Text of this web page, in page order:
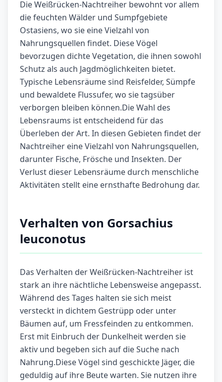
Die Weißrücken-Nachtreiher bewohnt vor allem
die feuchten Wälder und Sumpfgebiete
Ostasiens, wo sie eine Vielzahl von
Nahrungsquellen findet. Diese Vögel
bevorzugen dichte Vegetation, die ihnen sowohl
Schutz als auch Jagdmöglichkeiten bietet.
Typische Lebensräume sind Reisfelder, Sümpfe
und bewaldete Flussufer, wo sie tagsüber
verborgen bleiben können.Die Wahl des
Lebensraums ist entscheidend für das
Überleben der Art. In diesen Gebieten findet der
Nachtreiher eine Vielzahl von Nahrungsquellen,
darunter Fische, Frösche und Insekten. Der
Verlust dieser Lebensräume durch menschliche
Aktivitäten stellt eine ernsthafte Bedrohung dar.
Verhalten von Gorsachius
leuconotus
Das Verhalten der Weißrücken-Nachtreiher ist
stark an ihre nächtliche Lebensweise angepasst.
Während des Tages halten sie sich meist
versteckt in dichtem Gestrüpp oder unter
Bäumen auf, um Fressfeinden zu entkommen.
Erst mit Einbruch der Dunkelheit werden sie
aktiv und begeben sich auf die Suche nach
Nahrung.Diese Vögel sind geschickte Jäger, die
geduldig auf ihre Beute warten. Sie nutzen ihre